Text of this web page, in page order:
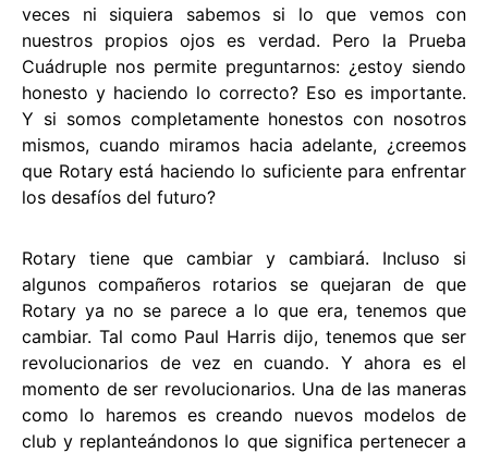
veces ni siquiera sabemos si lo que vemos con
nuestros propios ojos es verdad. Pero la Prueba
Cuádruple nos permite preguntarnos: ¿estoy siendo
honesto y haciendo lo correcto? Eso es importante.
Y si somos completamente honestos con nosotros
mismos, cuando miramos hacia adelante, ¿creemos
que Rotary está haciendo lo suficiente para enfrentar
los desafíos del futuro?
Rotary tiene que cambiar y cambiará. Incluso si
algunos compañeros rotarios se quejaran de que
Rotary ya no se parece a lo que era, tenemos que
cambiar. Tal como Paul Harris dijo, tenemos que ser
revolucionarios de vez en cuando. Y ahora es el
momento de ser revolucionarios. Una de las maneras
como lo haremos es creando nuevos modelos de
club y replanteándonos lo que significa pertenecer a